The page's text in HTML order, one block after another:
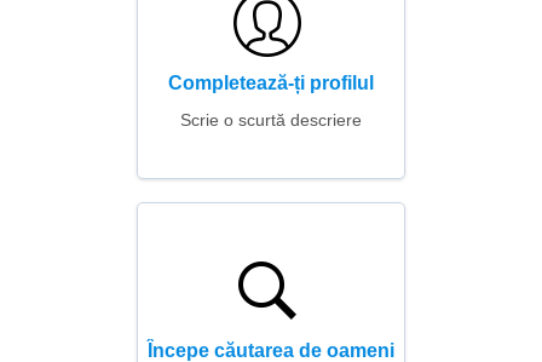
Completează-ți profilul
Scrie o scurtă descriere
Începe căutarea de oameni